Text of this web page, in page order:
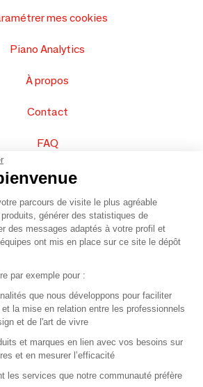
mes cookies
Piano Analytics
À propos
Contact
FAQ
vos produits
Plan du site
–Organisation SAFI
Recrutement
parcours de visite le plus agréable
générer des statistiques de
des messages adaptés à votre profil et
ont mis en place sur ce site le dépôt
par exemple pour :
que nous développons pour faciliter
la mise en relation entre les professionnels
et de l'art de vivre
et marques en lien avec vos besoins sur
et en mesurer l’efficacité
les services que notre communauté préfère